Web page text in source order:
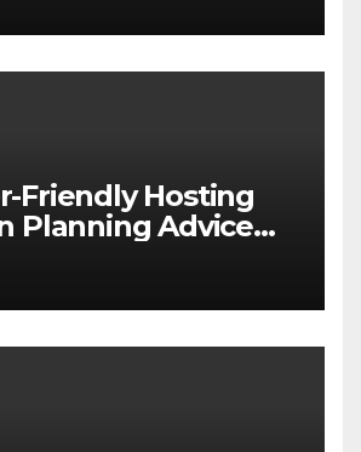
Friendly Hosting
Planning Advice
Founders in Coffs